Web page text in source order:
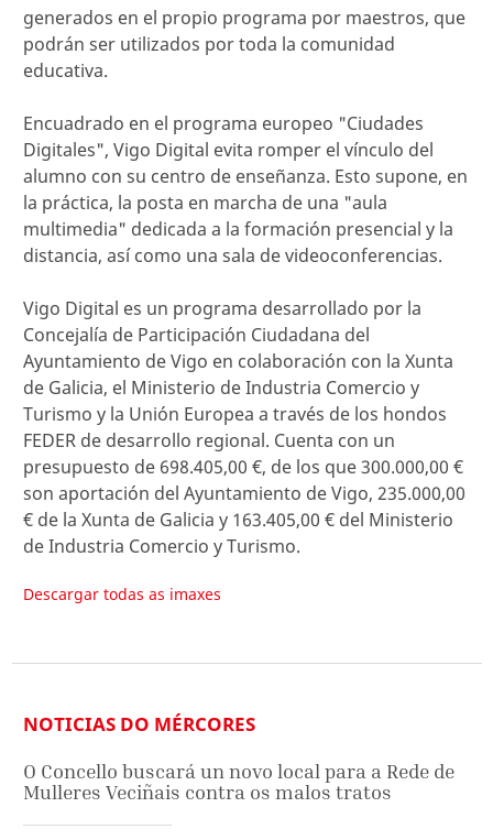
generados en el propio programa por maestros, que
podrán ser utilizados por toda la comunidad
educativa.
Encuadrado en el programa europeo "Ciudades
Digitales", Vigo Digital evita romper el vínculo del
alumno con su centro de enseñanza. Esto supone, en
la práctica, la posta en marcha de una "aula
multimedia" dedicada a la formación presencial y la
distancia, así como una sala de videoconferencias.
Vigo Digital es un programa desarrollado por la
Concejalía de Participación Ciudadana del
Ayuntamiento de Vigo en colaboración con la Xunta
de Galicia, el Ministerio de Industria Comercio y
Turismo y la Unión Europea a través de los hondos
FEDER de desarrollo regional. Cuenta con un
presupuesto de 698.405,00 €, de los que 300.000,00 €
son aportación del Ayuntamiento de Vigo, 235.000,00
€ de la Xunta de Galicia y 163.405,00 € del Ministerio
de Industria Comercio y Turismo.
Descargar todas as imaxes
NOTICIAS DO MÉRCORES
O Concello buscará un novo local para a Rede de
Mulleres Veciñais contra os malos tratos